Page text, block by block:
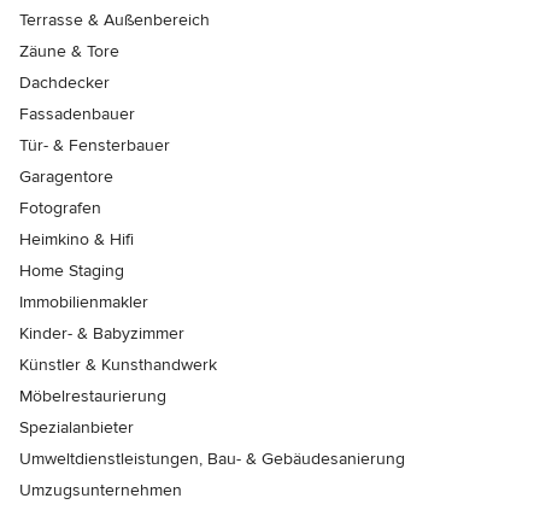
Terrasse & Außenbereich
Zäune & Tore
Dachdecker
Fassadenbauer
Tür- & Fensterbauer
Garagentore
Fotografen
Heimkino & Hifi
Home Staging
Immobilienmakler
Kinder- & Babyzimmer
Künstler & Kunsthandwerk
Möbelrestaurierung
Spezialanbieter
Umweltdienstleistungen, Bau- & Gebäudesanierung
Umzugsunternehmen